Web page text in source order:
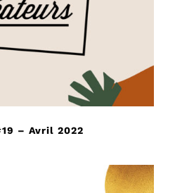
– Avril 2022